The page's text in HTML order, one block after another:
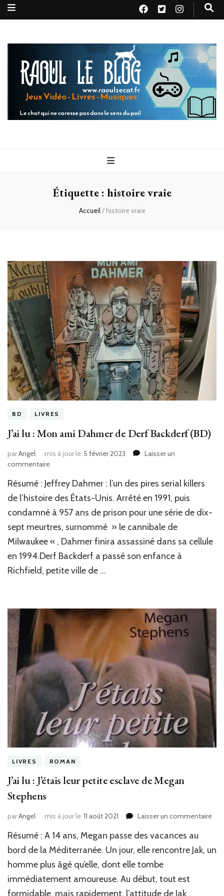
Raoul le
blog
Étiquette : histoire vraie
Accueil/ histoire vraie
BD LIVRES
J’ai lu : Mon ami Dahmer de Derf Backderf (BD)
parAngel mis à jour le 5 février 2023
Laisser un
commentairesur
lu
:
ami
Dahmer
Derf
Backderf
(BD)
Résumé : Jeffrey Dahmer : l’un des pires serial killers
de l’histoire des États-Unis. Arrêté en 1991, puis
condamné à 957 ans de prison pour une série de dix-
sept meurtres, surnommé » le cannibale de
Milwaukee « , Dahmer finira assassiné dans sa cellule
en 1994.Derf Backderf a passé son enfance à
Richfield, petite ville de …
LIVRES ROMAN
J’ai lu : J’étais leur petite esclave de Megan
Stephens
parAngel mis à jour le 11 août 2021 Laisser un commentairesur
:
Résumé : A 14 ans, Megan passe des vacances au
bord de la Méditerranée. Un jour, elle rencontre Jak, un
homme plus âgé qu’elle, dont elle tombe
immédiatement amoureuse. Au début, tout est
formidable, mais rapidement, l’attitude de Jak